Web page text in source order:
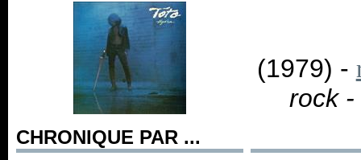
CHRONIQUE PAR ...
(1979) -
rock